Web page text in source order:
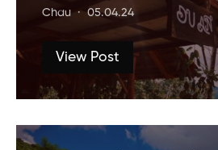
Chau 05.04.24
View Post